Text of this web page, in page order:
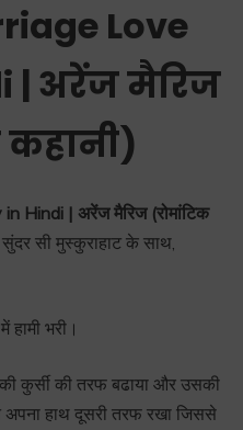
Love
| अरेंज मैरिज
कहानी)
Hindi | अरेंज मैरिज (रोमांटिक
सी मुस्कुराहाट के साथ,
हामी भरी।
कुर्सी की तरफ बढाया और उसकी
अपना हाथ दूसरी तरफ रखा जिससे